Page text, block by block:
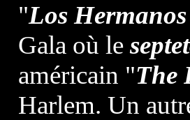
"Los
Gala où le
américain "The
Harlem. Un